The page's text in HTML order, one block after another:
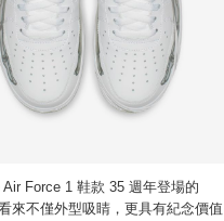
Force 1 鞋款 35 週年登場的
來不僅外型吸睛，更具有紀念價